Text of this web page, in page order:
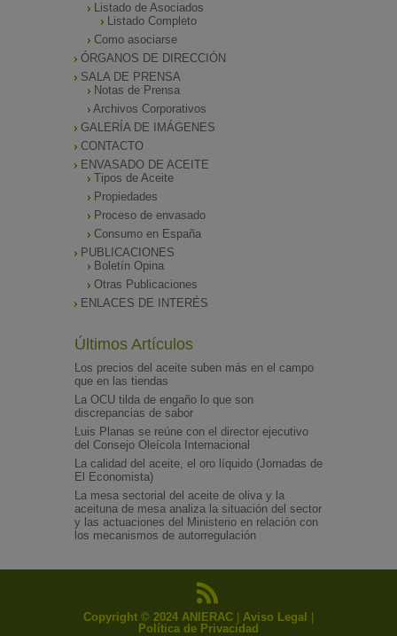
Listado de Asociados
Listado Completo
Como asociarse
ÓRGANOS DE DIRECCIÓN
SALA DE PRENSA
Notas de Prensa
Archivos Corporativos
GALERÍA DE IMÁGENES
CONTACTO
ENVASADO DE ACEITE
Tipos de Aceite
Propiedades
Proceso de envasado
Consumo en España
PUBLICACIONES
Boletín Opina
Otras Publicaciones
ENLACES DE INTERÉS
Últimos Artículos
Los precios del aceite suben más en el campo
que en las tiendas
La OCU tilda de engaño lo que son
discrepancias de sabor
Luis Planas se reúne con el director ejecutivo
del Consejo Oleícola Internacional
La calidad del aceite, el oro líquido (Jornadas de
El Economista)
La mesa sectorial del aceite de oliva y la
aceituna de mesa analiza la situación del sector
y las actuaciones del Ministerio en relación con
los mecanismos de autorregulación
Copyright © 2024 ANIERAC Aviso Legal
Política de Privacidad